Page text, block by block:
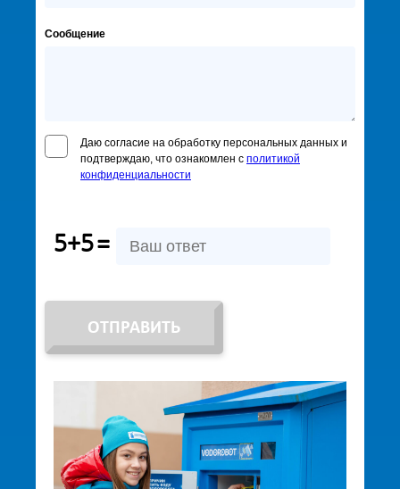
Сообщение
Даю согласие на обработку персональных данных и
подтверждаю, что ознакомлен с политикой
конфиденциальности
5+5=
ОТПРАВИТЬ